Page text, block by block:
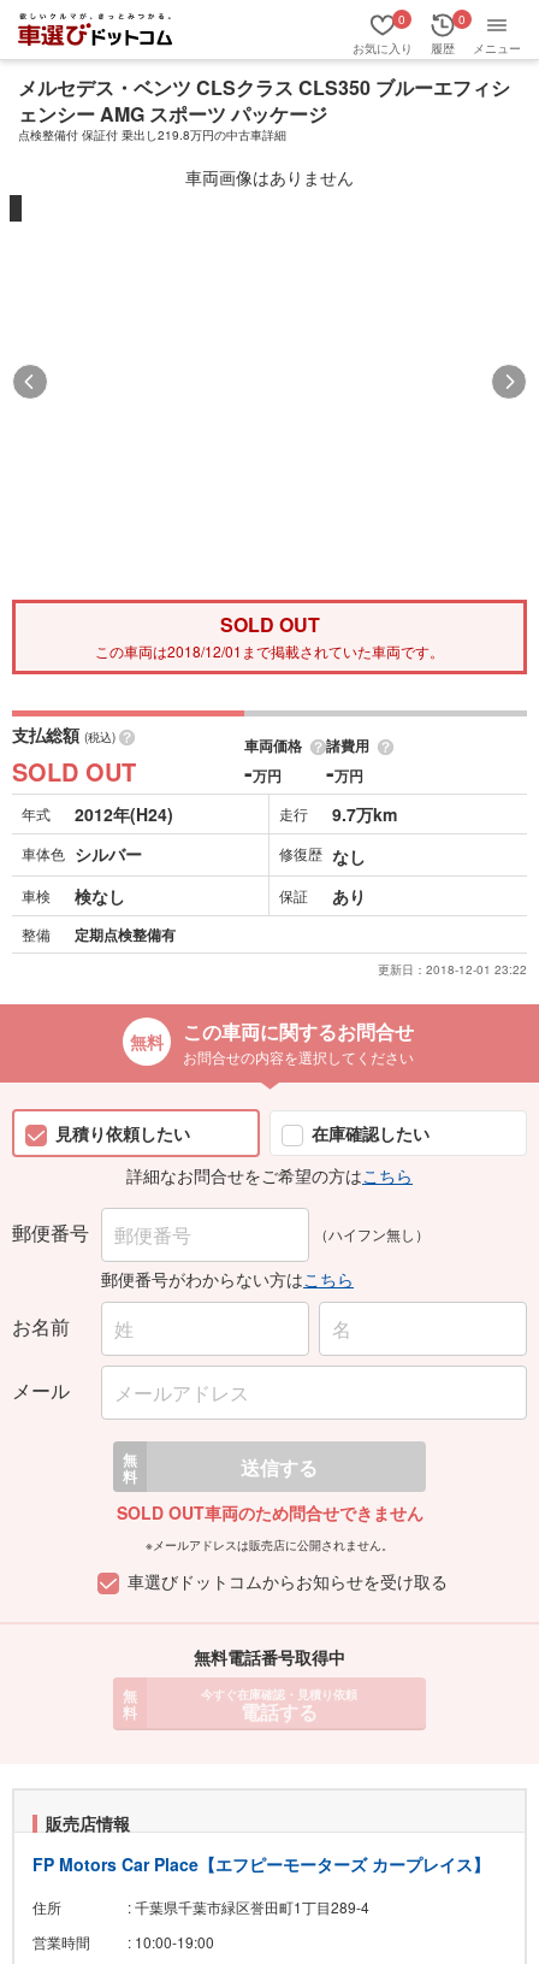
お気に入り
0
履歴
0
メニュー
メルセデス・ベンツ CLSクラス CLS350 ブルーエフィシ
ェンシー AMG スポーツ パッケージ
点検整備付 保証付 乗出し219.8万円の中古車詳細
車両画像はありません
SOLD OUT
この車両は2018/12/01まで掲載されていた車両です。
支払総額 (税込)
SOLD OUT
車両価格
-万円
諸費用
-万円
年式 2012年(H24) 走行 9.7万km
車体色 シルバー 修復歴 なし
車検 検なし 保証 あり
整備 定期点検整備有
更新日： 2018-12-01 23:22
この車両に関するお問合せ
お問合せの内容を選択してください
見積り依頼したい
在庫確認したい
詳細なお問合せをご希望の方はこちら
郵便番号 （ハイフン無し）
郵便番号がわからない方はこちら
お名前
メール
無
料 送信する
SOLD OUT車両のため問合せできません
※メールアドレスは販売店に公開されません。
車選びドットコムからお知らせを受け取る
無料電話番号取得中
無
料
今すぐ在庫確認・見積り依頼
電話する
販売店情報
FP Motors Car Place【エフピーモーターズ カープレイス】
住所
: 千葉県千葉市緑区誉田町1丁目289-4
営業時間
: 10:00-19:00